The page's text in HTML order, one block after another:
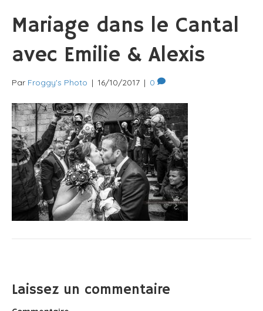
Mariage dans le Cantal
avec Emilie & Alexis
Par Froggy's Photo | 16/10/2017 | 0
Laissez un commentaire